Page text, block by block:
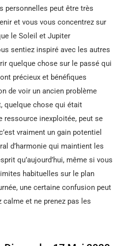
personnelles peut être très
et vous vous concentrez sur
le Soleil et Jupiter
sentiez inspiré avec les autres
quelque chose sur le passé qui
précieux et bénéfiques
de voir un ancien problème
quelque chose qui était
ressource inexploitée, peut se
vraiment un gain potentiel
d’harmonie qui maintient les
qu’aujourd’hui, même si vous
habituelles sur le plan
une certaine confusion peut
calme et ne prenez pas les